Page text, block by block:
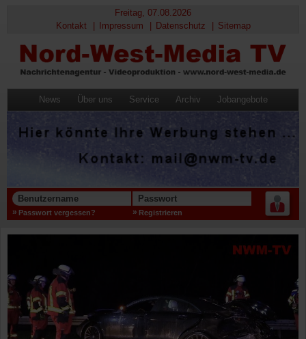
Freitag, 07.08.2026
Kontakt
Impressum Datenschutz Sitemap
News Über uns Service Archiv Jobangebote
Benutzername Passwort
Passwort vergessen? Registrieren